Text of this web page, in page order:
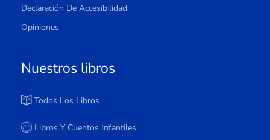
Declaración De Accesibilidad
Opiniones
Nuestros libros
Todos Los Libros
Libros Y Cuentos Infantiles